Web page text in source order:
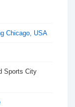
Chicago, USA
Sports City